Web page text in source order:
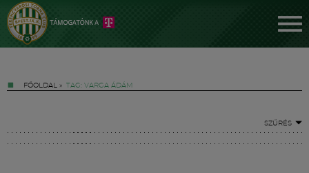
FŐOLDAL » TAG: VARGA ÁDÁM
SZŰRÉS